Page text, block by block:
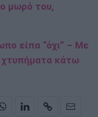
μωρό του,
είπα “όχι” – Με
χτυπήματα κάτω